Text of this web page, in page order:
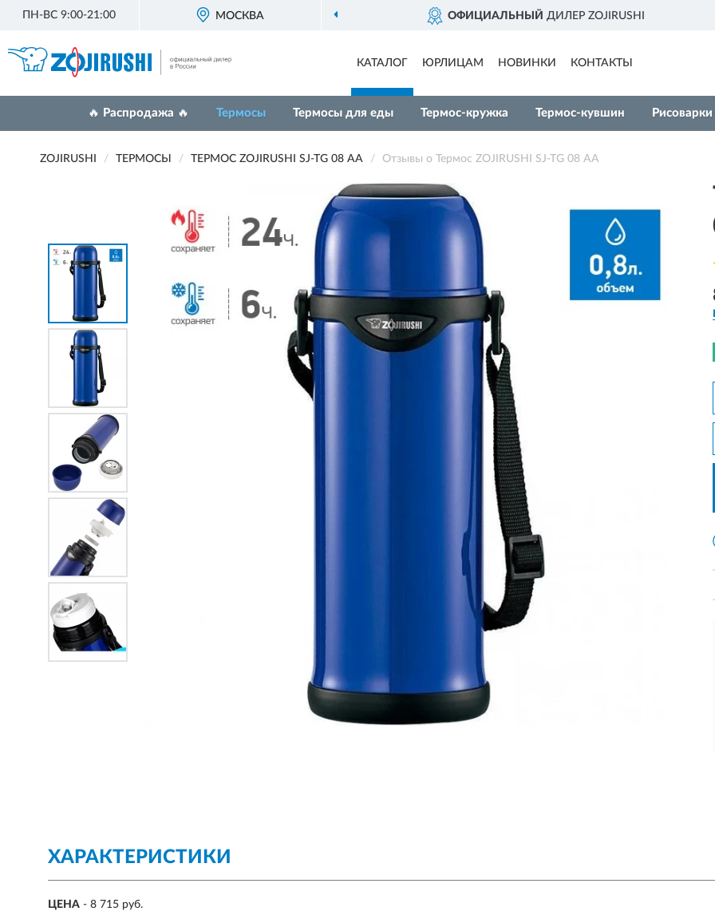
ПН-ВС 9:00-21:00 МОСКВА ОФИЦИАЛЬНЫЙ ДИЛЕР ZOJIRUSHI
КАТАЛОГ ЮРЛИЦАМ НОВИНКИ КОНТАКТЫ
🔥 Распродажа 🔥 Термосы Термосы для еды Термос-кружка Термос-кувшин Рисоварки
ZOJIRUSHI ТЕРМОСЫ ТЕРМОС ZOJIRUSHI SJ-TG 08 AA Отзывы о Термос ZOJIRUSHI SJ-TG 08 AA
ХАРАКТЕРИСТИКИ
ЦЕНА - 8 715 руб.